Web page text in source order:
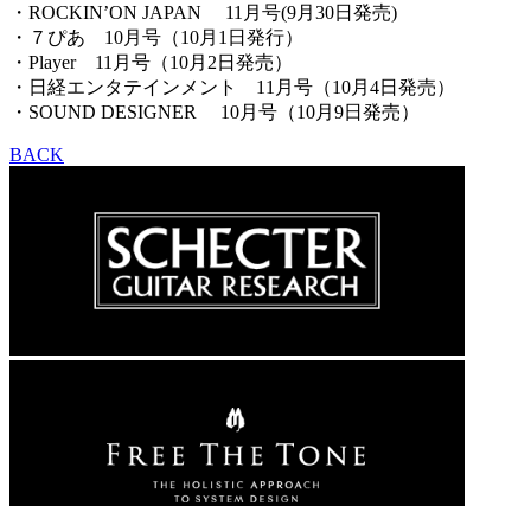
・ROCKIN’ON JAPAN 11月号(9月30日発売)
・７ぴあ 10月号（10月1日発行）
・Player 11月号（10月2日発売）
・日経エンタテインメント 11月号（10月4日発売）
・SOUND DESIGNER 10月号（10月9日発売）
BACK